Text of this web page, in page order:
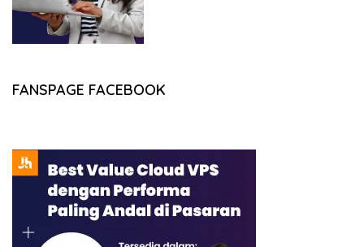
FANSPAGE FACEBOOK